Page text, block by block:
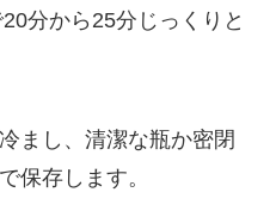
分から25分じっくりと
まし、清潔な瓶か密閉
保存します。